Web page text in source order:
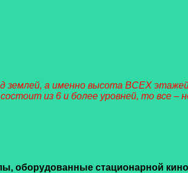
а именно высота ВСЕХ этажей
из 6 и более уровней, то все –
оборудованные стационарной